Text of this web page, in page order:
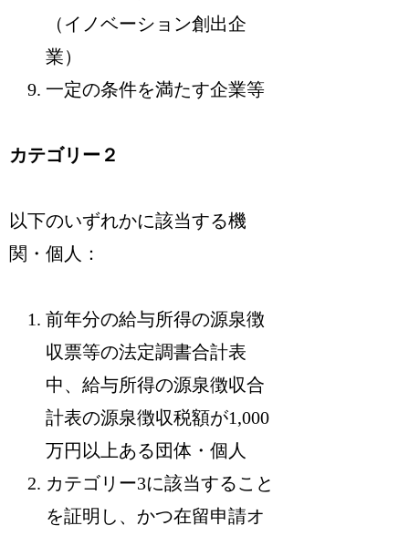
（イノベーション創出企
業）
一定の条件を満たす企業等
カテゴリー２
以下のいずれかに該当する機
関・個人：
前年分の給与所得の源泉徴
収票等の法定調書合計表
中、給与所得の源泉徴収合
計表の源泉徴収税額が1,000
万円以上ある団体・個人
カテゴリー3に該当すること
を証明し、かつ在留申請オ